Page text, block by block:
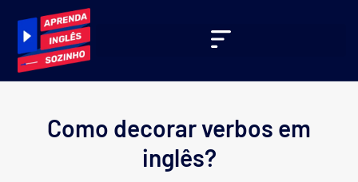
Como decorar verbos em
inglês?